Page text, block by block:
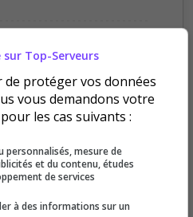
sur Top-Serveurs
protéger vos données
vous demandons votre
les cas suivants :
personnalisés, mesure de
et du contenu, études
de services
à des informations sur un